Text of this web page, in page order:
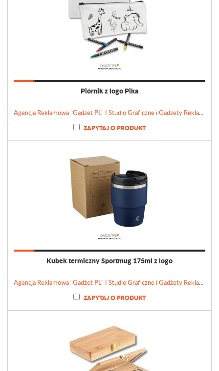
Piórnik z logo Pika
Agencja Reklamowa "Gadżet PL" I Studio Graficzne i Gadżety Reklamowe
ZAPYTAJ O PRODUKT
Kubek termiczny Sportmug 175ml z logo
Agencja Reklamowa "Gadżet PL" I Studio Graficzne i Gadżety Reklamowe
ZAPYTAJ O PRODUKT